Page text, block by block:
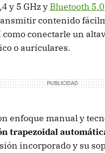
y 5 GHz y Bluetooth 5.0
contenido
conectarle un
o auriculares.
enfoque manual y
trapezoidal
incorporado y su